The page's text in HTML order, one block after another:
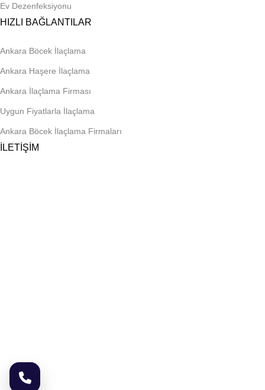
Ev Dezenfeksiyonu
HIZLI BAĞLANTILAR
Ankara Böcek İlaçlama
Ankara Haşere İlaçlama
Ankara İlaçlama Firması
Uygun Fiyatlarla İlaçlama
Ankara Böcek İlaçlama Firmaları
İLETİŞİM